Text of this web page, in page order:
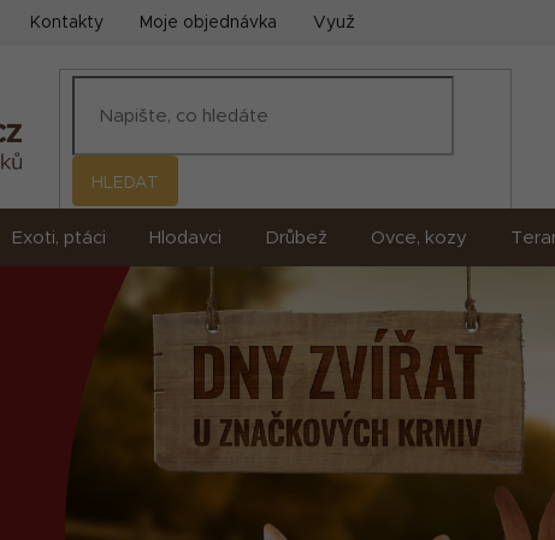
Kontakty Moje objednávka Využití umělé inteligence (AI)
HLEDAT
Exoti, ptáci Hlodavci Drůbež Ovce, kozy